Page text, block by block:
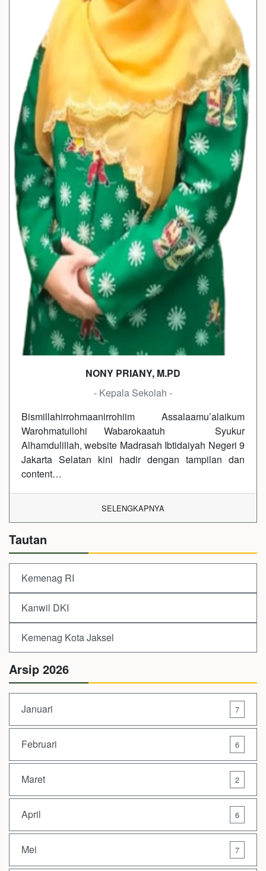
NONY PRIANY, M.PD
- Kepala Sekolah -
Bismillahirrohmaanirrohiim Assalaamu’alaikum
Warohmatullohi Wabarokaatuh Syukur
Alhamdulillah, website Madrasah Ibtidaiyah Negeri 9
Jakarta Selatan kini hadir dengan tampilan dan
content…
SELENGKAPNYA
Tautan
Kemenag RI
Kanwil DKI
Kemenag Kota Jaksel
Arsip 2026
Januari 7
Februari 6
Maret 2
April 6
Mei 7